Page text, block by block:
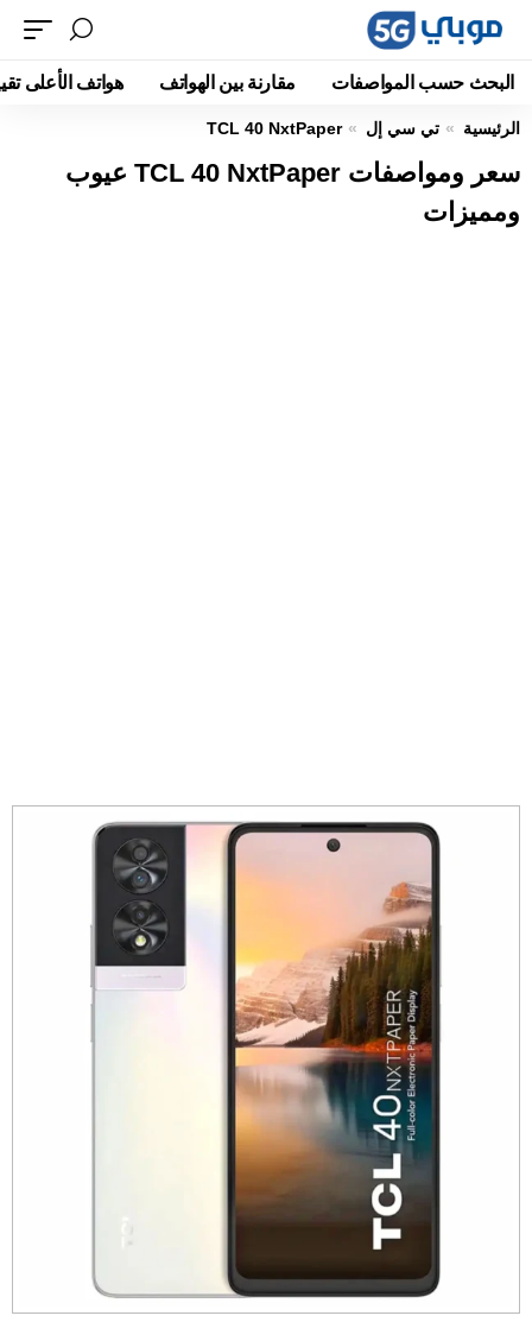
البحث حسب المواصفات مقارنة بين الهواتف هواتف الأعلى
الرئيسية تي سي إل TCL 40 NxtPaper
سعر ومواصفات TCL 40 NxtPaper عيوب
ومميزات